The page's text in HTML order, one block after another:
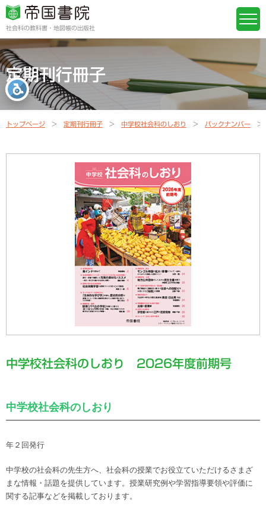
社会科の教科書・地図帳の出版社
定期刊行冊子
トップページ 定期刊行冊子 中学校社会科のしおり バックナンバー
中学校社会科のしおり 2026年度前期号
中学校社会科のしおり
年２回発行
中学校の社会科の先生方へ、社会科の授業でお役立ていただけるさまざ
まな情報・話題を提供しています。授業研究例や学習指導要領や評価に
関する記事などを掲載しております。